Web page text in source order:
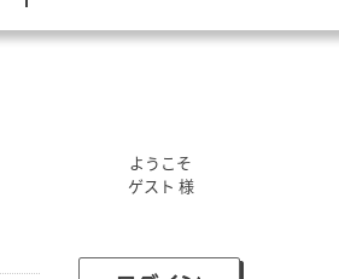
ようこそ
ゲスト 様